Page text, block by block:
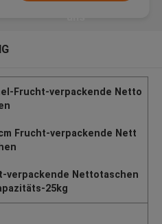
Frucht-verpackende Netto
Frucht-verpackende Nett
verpackende Nettotaschen
25kg